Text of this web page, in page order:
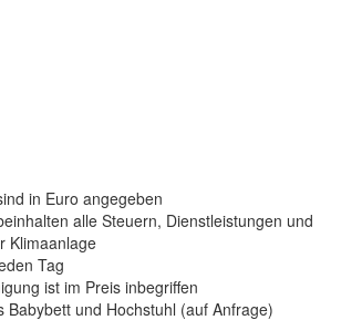
in Chania
in Euro angegeben
alle Steuern, Dienstleistungen und
Klimaanlage
Tag
ist im Preis inbegriffen
Babybett und Hochstuhl (auf Anfrage)